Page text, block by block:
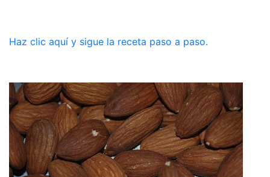
Haz clic aquí y sigue la receta paso a paso.